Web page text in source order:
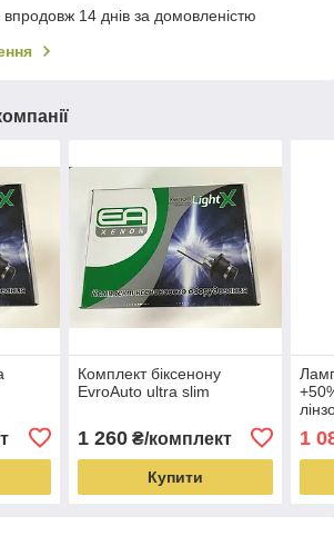
14 днів за домовленістю
Комплект біксенону
EvroAuto ultra slim
1 260₴/комплект
Купити
1